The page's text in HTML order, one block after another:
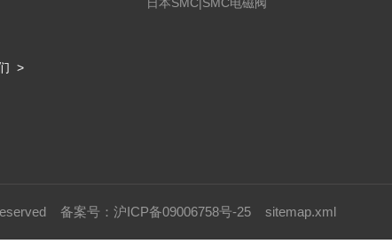
>
备案号：沪ICP备09006758号-25 sitemap.xml